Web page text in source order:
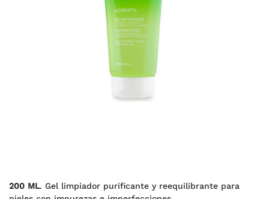
200 ML. Gel limpiador purificante y reequilibrante para